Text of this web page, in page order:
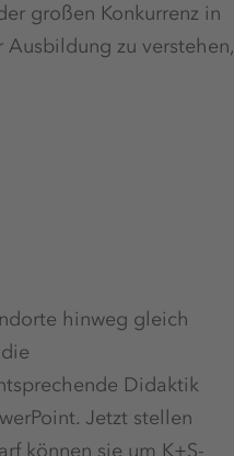
großen Konkurrenz in
zu verstehen,
hinweg gleich
Didaktik
Jetzt stellen
können sie um K+S-